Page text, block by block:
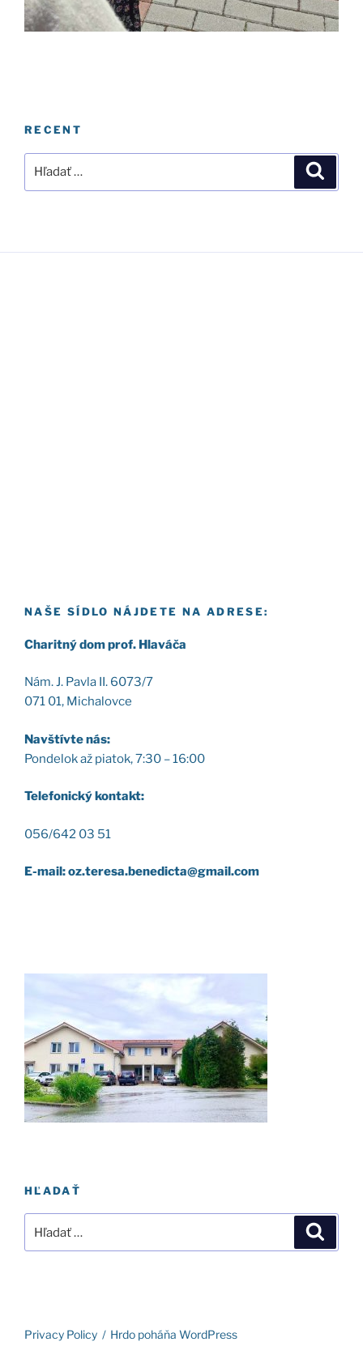
RECENT
NAŠE SÍDLO NÁJDETE NA ADRESE:
Cha­rit­ný dom prof. Hla­vá­ča
Nám. J. Pav­la II. 6073/7
071 01, Micha­lov­ce
Nav­štív­te nás:
Pon­de­lok až pia­tok, 7:30 – 16:00
Tele­fo­nic­ký kon­takt:
056/642 03 51
E-mail: oz.teresa.benedicta@gmail.com
HĽADAŤ
Privacy Policy Hrdo poháňa WordPress